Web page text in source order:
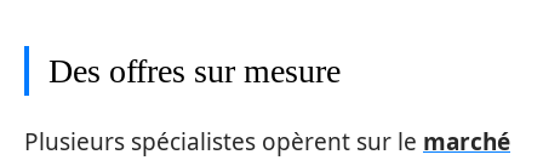
Des offres sur mesure
Plusieurs spécialistes opèrent sur le marché